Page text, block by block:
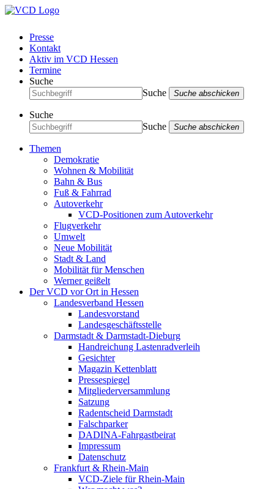
Presse
Kontakt
Aktiv im VCD Hessen
Termine
Suche
Suche
Suche abschicken
Suche
Suche
Suche abschicken
Themen
Demokratie
Wohnen & Mobilität
Bahn & Bus
Fuß & Fahrrad
Autoverkehr
VCD-Positionen zum Autoverkehr
Flugverkehr
Umwelt
Neue Mobilität
Stadt & Land
Mobilität für Menschen
Werner geißelt
Der VCD vor Ort in Hessen
Landesverband Hessen
Landesvorstand
Landesgeschäftsstelle
Darmstadt & Darmstadt-Dieburg
Handreichung Lastenradverleih
Gesichter
Magazin Kettenblatt
Pressespiegel
Mitgliederversammlung
Satzung
Radentscheid Darmstadt
Falschparker
DADINA-Fahrgastbeirat
Impressum
Datenschutz
Frankfurt & Rhein-Main
VCD-Ziele für Rhein-Main